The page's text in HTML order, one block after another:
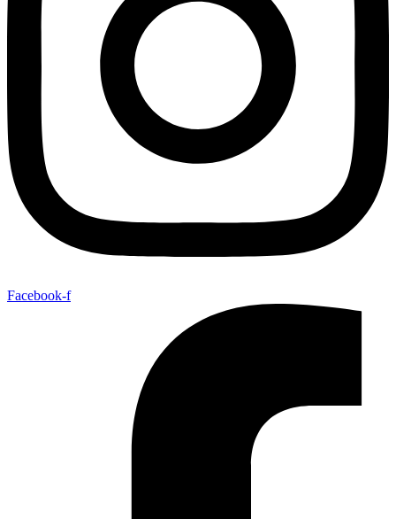
Facebook-f